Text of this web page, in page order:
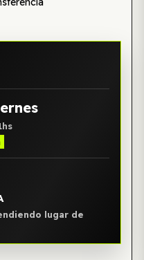
lugar de